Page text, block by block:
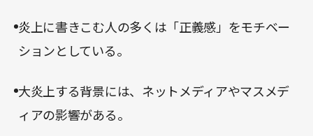
炎上に書きこむ人の多くは「正義感」をモチベー
ションとしている。
大炎上する背景には、ネットメディアやマスメデ
ィアの影響がある。